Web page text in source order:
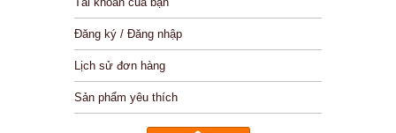
Đăng ký / Đăng nhập
Lịch sử đơn hàng
Sản phẩm yêu thích